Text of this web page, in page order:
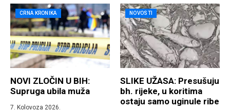
CRNA KRONIKA
NOVI ZLOČIN U BIH:
Supruga ubila muža
7. Kolovoza 2026.
NOVOSTI
SLIKE UŽASA: Presušuju
bh. rijeke, u koritima
ostaju samo uginule ribe